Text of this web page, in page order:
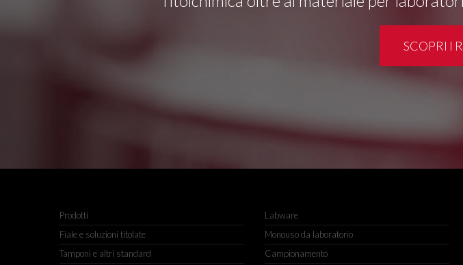
SCOPRI I
Prodotti
Fiale e soluzioni titolate
Tamponi e altri standard
Labware
Monouso da laboratorio
Campionamento